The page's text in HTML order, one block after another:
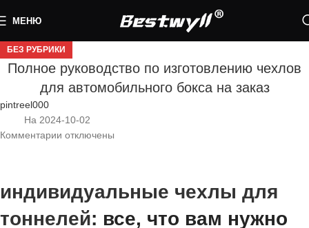
МЕНЮ
БЕЗ РУБРИКИ
Полное руководство по изготовлению чехлов
для автомобильного бокса на заказ
pintreel000
На 2024-10-02
Комментарии отключены
индивидуальные чехлы для
тоннелей: все, что вам нужно